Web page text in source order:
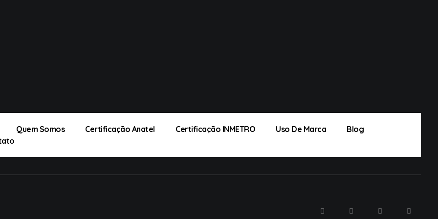
Quem Somos Certificação Anatel Certificação INMETRO Uso De Marca
Blog